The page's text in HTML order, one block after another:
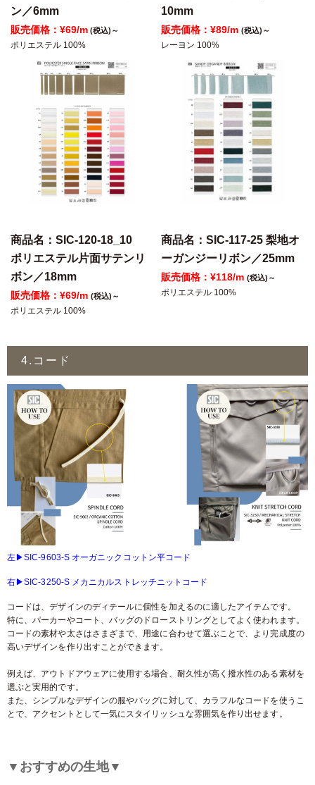
ン／6mm
販売価格：¥69/m (税込)～
ポリエステル 100%
10mm
販売価格：¥89/m (税込)～
レーヨン 100%
商品名：SIC-120-18_10
ポリエステル片面サテンリ
ボン／18mm
販売価格：¥69/m (税込)～
ポリエステル 100%
商品名：SIC-117-25 梨地オ
ーガンジーリボン／25mm
販売価格：¥118/m (税込)～
ポリエステル 100%
4.コード
左▶SIC-9603-S オーガニックコットン平コード
右▶SIC-3250-S メカニカルストレッチニットコード
コードは、デザインのディテールに個性を加えるのに適したアイテムです。
特に、パーカーやコート、バッグのドローストリングとしてよく使われます。
コードの素材や太さはさまざまで、用途に合わせて選ぶことで、より完成度の
高いデザインを作り出すことができます。
例えば、アウトドアウェアに使用する場合、耐久性が高く撥水性のある素材を
選ぶと実用的です。
また、シンプルなデザインの服やバッグに対して、カラフルなコードを使うこ
とで、アクセントとして一気にスタイリッシュな雰囲気を作り出せます。
▼おすすめの生地▼